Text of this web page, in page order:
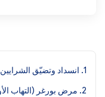
1. انسداد وتضيّق الشرايين الناتج عن تصلب الشرايين
2. مرض بورغر (التهاب الأوعية الدموية الخثاري)